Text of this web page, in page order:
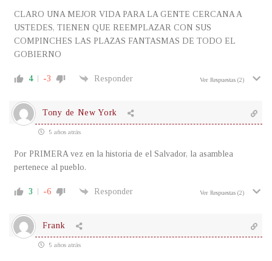
CLARO UNA MEJOR VIDA PARA LA GENTE CERCANA A
USTEDES, TIENEN QUE REEMPLAZAR CON SUS
COMPINCHES LAS PLAZAS FANTASMAS DE TODO EL
GOBIERNO
4 -3 Responder Ver Respuestas (2)
Tony de New York
5 años atrás
Por PRIMERA vez en la historia de el Salvador, la asamblea
pertenece al pueblo.
3 -6 Responder Ver Respuestas (2)
Frank
5 años atrás